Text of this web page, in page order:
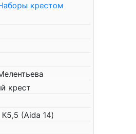
крестом
крест
(Aida 14)